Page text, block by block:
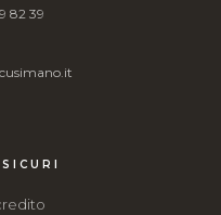
82 39